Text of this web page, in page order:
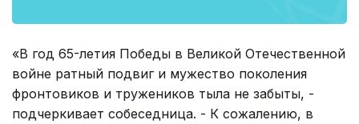
«В год 65-летия Победы в Великой Отечественной
войне ратный подвиг и мужество поколения
фронтовиков и тружеников тыла не забыты, -
подчеркивает собеседница. - К сожалению, в